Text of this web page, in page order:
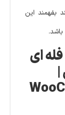
بفهمند این
ای
|